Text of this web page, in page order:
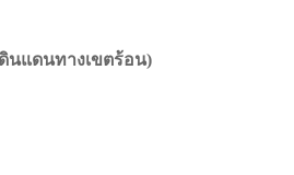
นแดนทางเขตร้อน)